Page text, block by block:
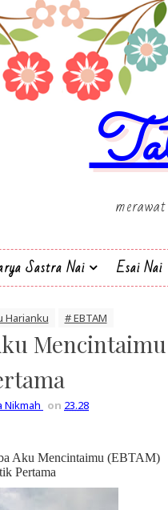
Sastra Nai Esai Nai
Harianku # EBTAM
Nikmah on 23.28
Aku Mencintaimu (EBTAM)
Pertama